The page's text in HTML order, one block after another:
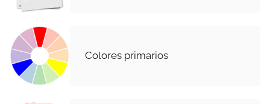
Colores primarios